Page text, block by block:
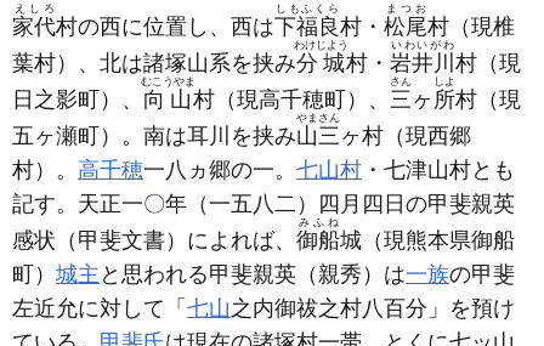
家代
えしろ
村の西に位置し、西は下福良
しもふくら
村・ 松尾
まつお
村 （現椎
葉村） 、北は諸塚山系を挟み分城
わけじよう
村・ 岩井川
いわいがわ
村 （現
日之影町） 、 向山
むこうやま
村 （現高千穂町） 、 三
さん
ヶ所
しよ
村 （現
五ヶ瀬町） 。南は耳川を挟み山三
やまさん
ヶ村 （現西郷
村） 。 高千穂一八ヵ郷の一。 七山村 ・七津山村とも
記す。天正一〇年 （一五八二）
四月四日の甲斐親英
感状 （甲斐文書） によれば、 御船
みふね
城 （現熊本県御船
町） 城主 と思われる甲斐親英 （親秀） は一族の甲斐
左近允に対して「 七山 之内御祓之村八百分」を預け